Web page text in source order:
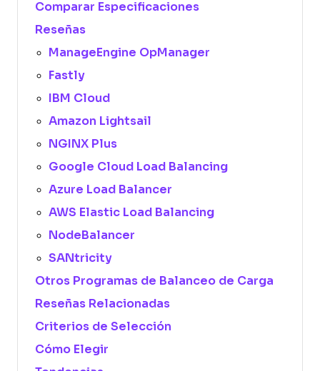
Comparar Especificaciones
Reseñas
ManageEngine OpManager
Fastly
IBM Cloud
Amazon Lightsail
NGINX Plus
Google Cloud Load Balancing
Azure Load Balancer
AWS Elastic Load Balancing
NodeBalancer
SANtricity
Otros Programas de Balanceo de Carga
Reseñas Relacionadas
Criterios de Selección
Cómo Elegir